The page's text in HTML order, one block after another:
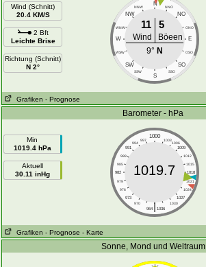
Wind (Schnitt)
20.4 KM/S
2 Bft
Leichte Brise
Richtung (Schnitt)
N 2°
N
NNW NNO
NW NO
WNW ONO
W E
WSW OSO
SW SO
SSW SSO
S
11 5
Wind
Böeen
9° N
Grafiken - Prognose
Barometer - hPa
Min
1019.4 hPa
Aktuell
30.11 inHg
1000
997 1003
994
1006
991
1009
988
1012
985
1015
982
1018
979
1021
976
1024
973
1027
970
1030
|
964 1036
1019.7
Grafiken - Prognose - Karte
Sonne, Mond und Weltraum